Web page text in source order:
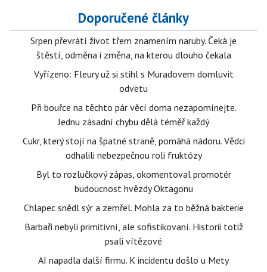
Doporučené články
Srpen převrátí život třem znamením naruby. Čeká je
štěstí, odměna i změna, na kterou dlouho čekala
Vyřízeno: Fleury už si stihl s Muradovem domluvit
odvetu
Při bouřce na těchto pár věcí doma nezapomínejte.
Jednu zásadní chybu dělá téměř každý
Cukr, který stojí na špatné straně, pomáhá nádoru. Vědci
odhalili nebezpečnou roli fruktózy
Byl to rozlučkový zápas, okomentoval promotér
budoucnost hvězdy Oktagonu
Chlapec snědl sýr a zemřel. Mohla za to běžná bakterie
Barbaři nebyli primitivní, ale sofistikovaní. Historii totiž
psali vítězové
AI napadla další firmu. K incidentu došlo u Mety